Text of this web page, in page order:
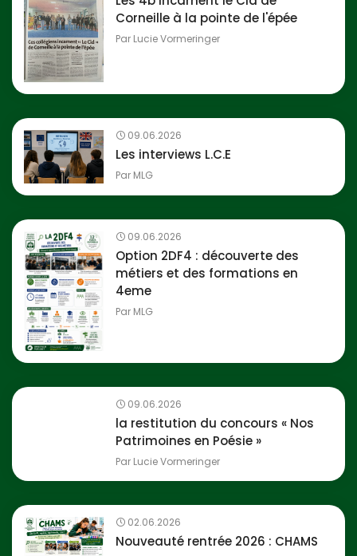
Corneille à la pointe de l'épée
Par Lucie Vormeringer
09.06.2026
Les interviews L.C.E
Par MLG
09.06.2026
Option 2DF4 : découverte des
métiers et des formations en
4eme
Par MLG
09.06.2026
la restitution du concours « Nos
Patrimoines en Poésie »
Par Lucie Vormeringer
02.06.2026
Nouveauté rentrée 2026 : CHAMS